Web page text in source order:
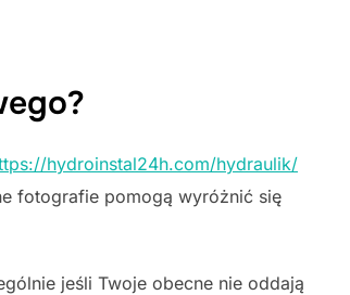
hydroinstal24h.com/hydraulik/
fotografie pomogą wyróżnić się
jeśli Twoje obecne nie oddają